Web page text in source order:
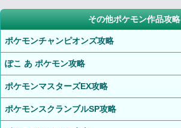
その他ポケモン作品攻略
ポケモンチャンピオンズ攻略
ぽこ あ ポケモン攻略
ポケモンマスターズEX攻略
ポケモンスクランブルSP攻略